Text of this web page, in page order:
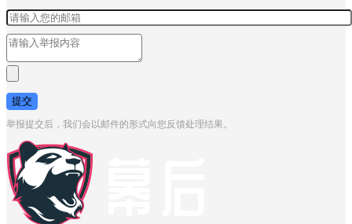
提交
举报提交后，我们会以邮件的形式向您反馈处理结果。